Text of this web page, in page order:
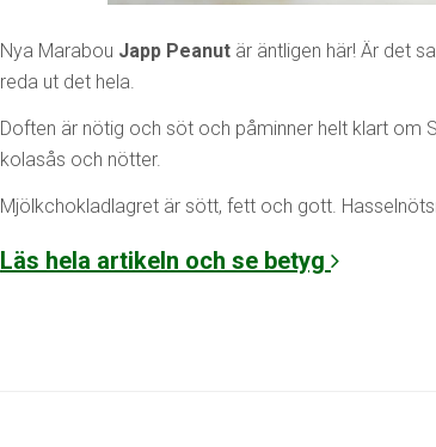
Nya Marabou Japp Peanut är äntligen här! Är det
reda ut det hela.
Doften är nötig och söt och påminner helt klart om
kolasås och nötter.
Mjölkchokladlagret är sött, fett och gott.
Läs hela artikeln och se betyg